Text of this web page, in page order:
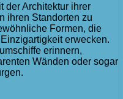
der Architektur ihrer
ihren Standorten zu
Formen, die
erwecken.
erinnern,
Wänden oder sogar